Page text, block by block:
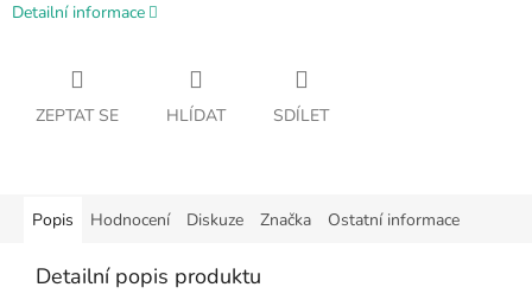
Detailní informace
ZEPTAT SE HLÍDAT SDÍLET
Popis Hodnocení Diskuze Značka Ostatní informace
Detailní popis produktu